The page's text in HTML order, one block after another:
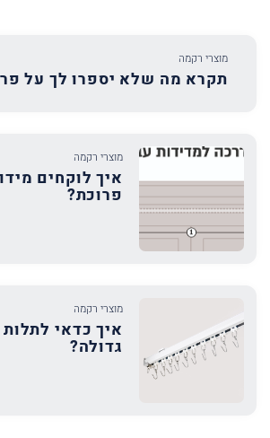
מוצרי רקמה
תקרא מה שלא יספרו לך על
מוצרי רקמה
איך לוקחים
פרוכת?
מוצרי רקמה
איך כדאי
גדולה?